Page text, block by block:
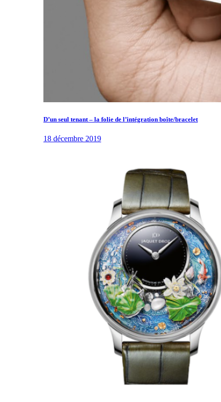
D’un seul tenant – la folie de l’intégration boîte/bracelet
18 décembre 2019